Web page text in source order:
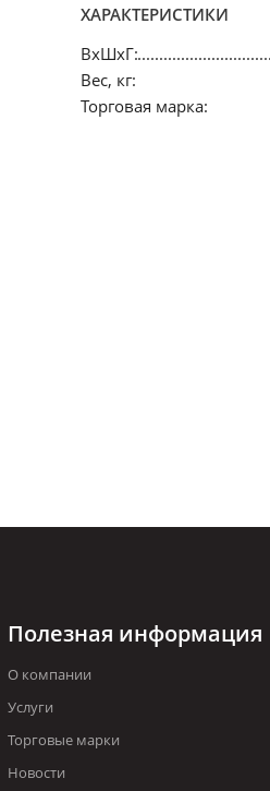
ХАРАКТЕРИСТИКИ
ВхШхГ:
Вес, кг:
Торговая марка:
Полезная информация
О компании
Услуги
Торговые марки
Новости